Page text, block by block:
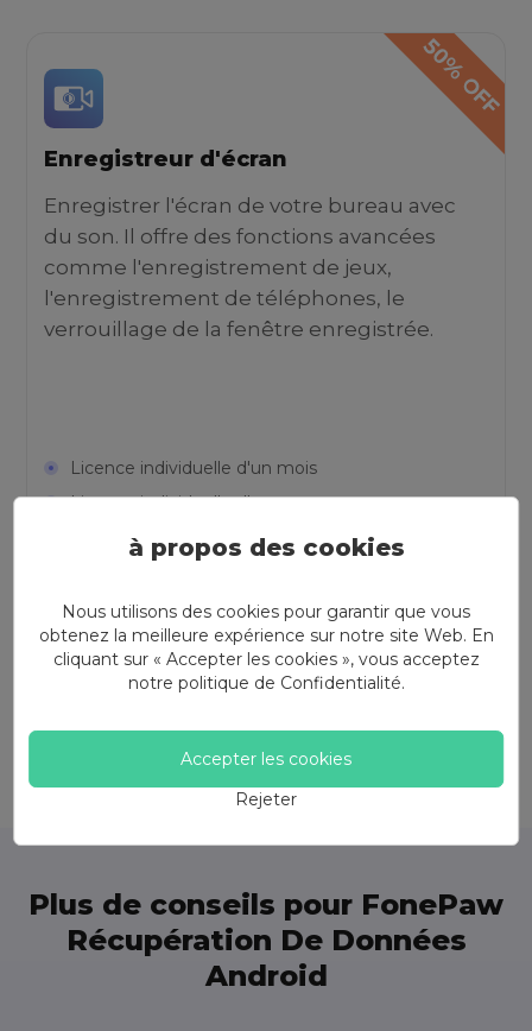
Enregistreur d'écran
Enregistrer l'écran de votre bureau avec
du son. Il offre des fonctions avancées
comme l'enregistrement de jeux,
l'enregistrement de téléphones, le
verrouillage de la fenêtre enregistrée.
Licence individuelle d'un mois
Licence individuelle d'un an
Licence familiale à vie
US$13.98
Acheter
Plus de conseils pour FonePaw
Récupération De Données
Android
à propos des cookies
Nous utilisons des cookies pour garantir que vous
obtenez la meilleure expérience sur notre site Web. En
cliquant sur « Accepter les cookies », vous acceptez
notre politique de Confidentialité.
Accepter les cookies
Rejeter